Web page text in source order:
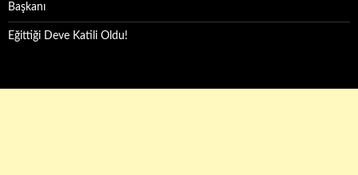
Başkanı
Eğittiği Deve Katili Oldu!